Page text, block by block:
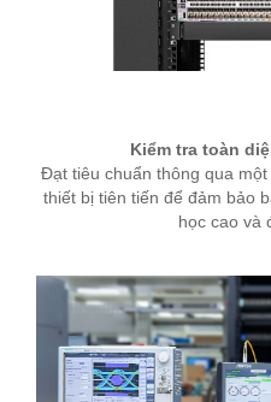
Kiểm tra toàn
Đạt tiêu chuẩn thông qua
thiết bị tiên tiến để đảm bảo
học cao và